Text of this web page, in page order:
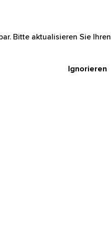
Bitte aktualisieren Sie Ihren
Ignorieren